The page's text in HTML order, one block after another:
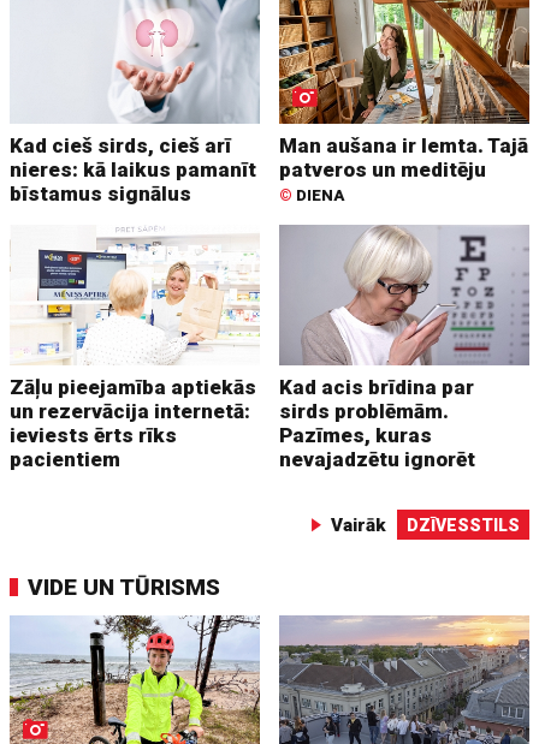
Kad cieš sirds, cieš arī
nieres: kā laikus pamanīt
bīstamus signālus
Man aušana ir lemta. Tajā
patveros un meditēju
© DIENA
Zāļu pieejamība aptiekās
un rezervācija internetā:
ieviests ērts rīks
pacientiem
Kad acis brīdina par
sirds problēmām.
Pazīmes, kuras
nevajadzētu ignorēt
Vairāk DZĪVESSTILS
VIDE UN TŪRISMS